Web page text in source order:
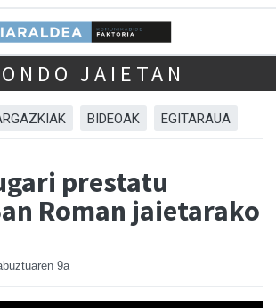
JAIETAN
BIDEOAK EGITARAUA
prestatu
Roman jaietarako
9a